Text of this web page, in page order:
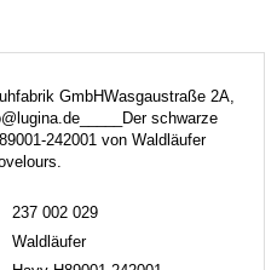
GmbHWasgaustraße 2A,
schwarze
242001 von Waldläufer
237 002 029
Waldläufer